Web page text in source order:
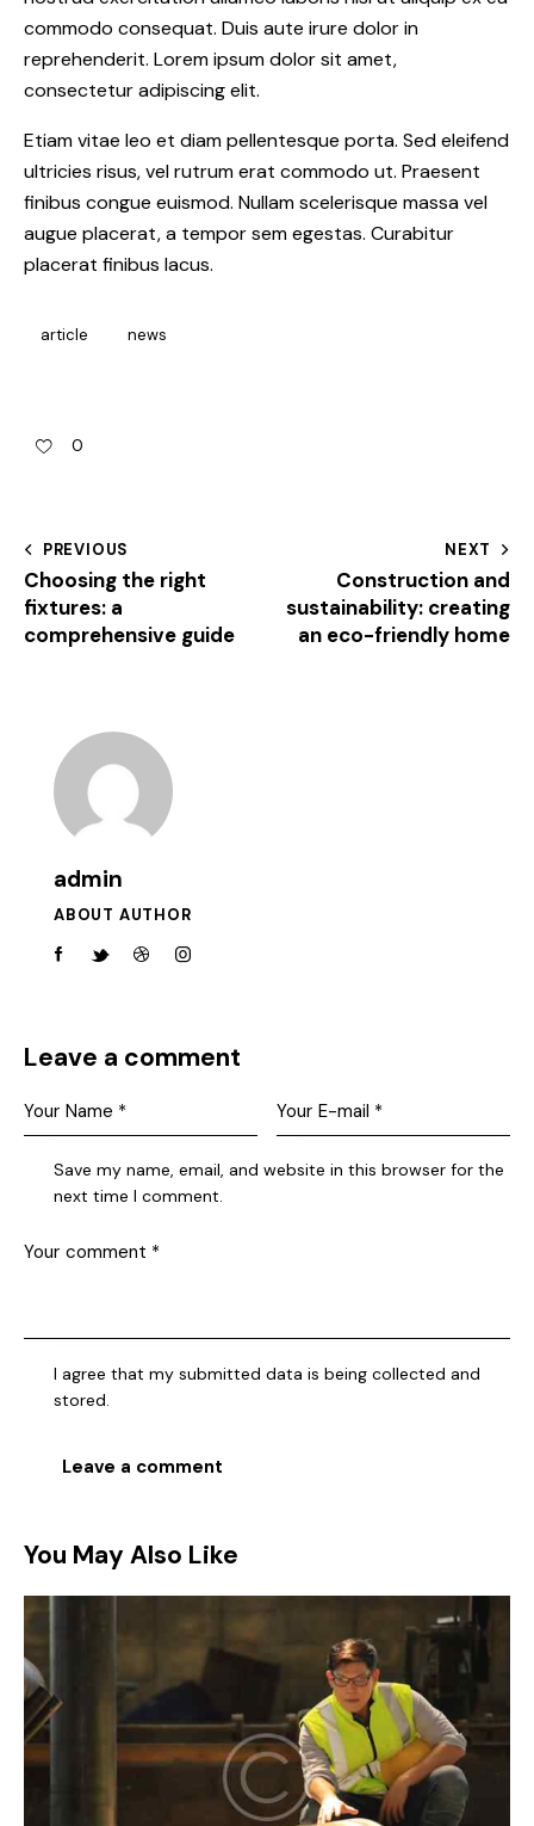
commodo consequat. Duis aute irure dolor in
reprehenderit. Lorem ipsum dolor sit amet,
consectetur adipiscing elit.
Etiam vitae leo et diam pellentesque porta. Sed eleifend
ultricies risus, vel rutrum erat commodo ut. Praesent
finibus congue euismod. Nullam scelerisque massa vel
augue placerat, a tempor sem egestas. Curabitur
placerat finibus lacus.
article news
0
PREVIOUS
Choosing the right
fixtures: a
comprehensive guide
NEXT
Construction and
sustainability: creating
an eco-friendly home
admin
ABOUT AUTHOR
Leave a comment
Save my name, email, and website in this browser for the
next time I comment.
I agree that my submitted data is being collected and
stored.
You May Also Like